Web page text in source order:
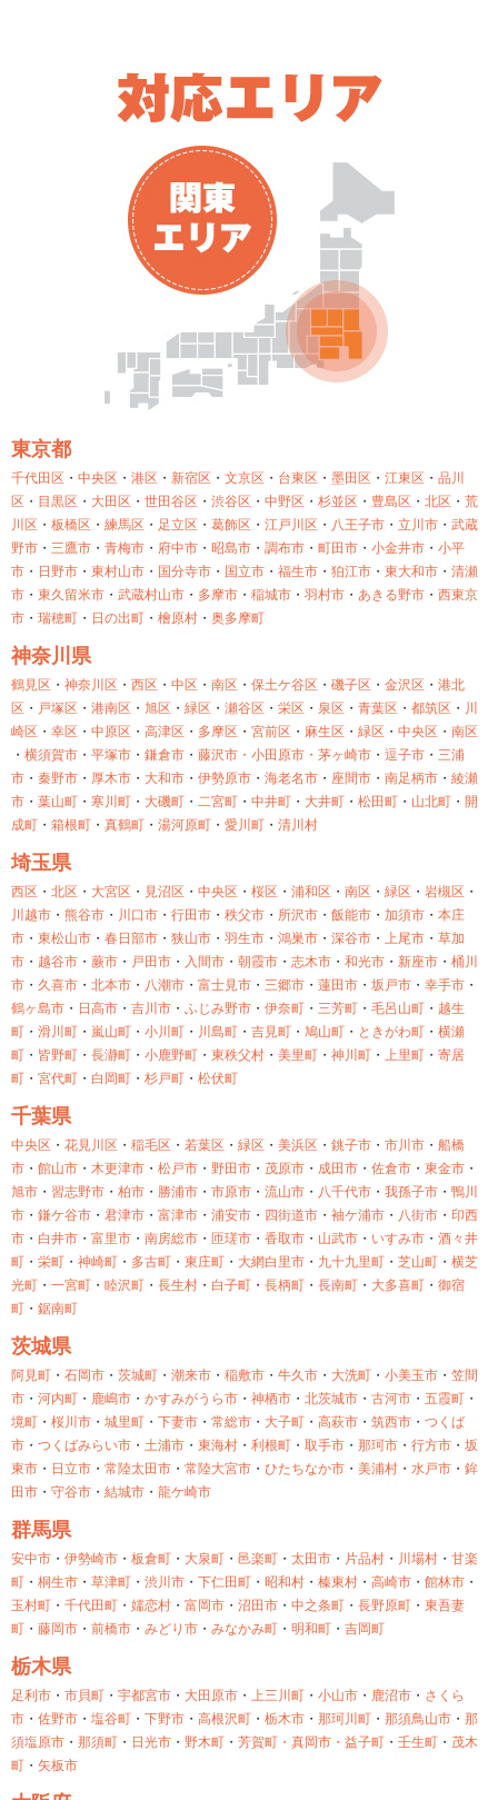
東京都
千代田区 ・ 中央区 ・ 港区 ・ 新宿区 ・ 文京区 ・ 台東区 ・ 墨田区 ・ 江東区 ・ 品川
区 ・ 目黒区 ・ 大田区 ・ 世田谷区 ・ 渋谷区 ・ 中野区 ・ 杉並区 ・ 豊島区 ・ 北区 ・ 荒
川区 ・ 板橋区 ・ 練馬区 ・ 足立区 ・ 葛飾区 ・ 江戸川区 ・ 八王子市 ・ 立川市 ・ 武蔵
野市 ・ 三鷹市 ・ 青梅市 ・ 府中市 ・ 昭島市 ・ 調布市 ・ 町田市 ・ 小金井市 ・ 小平
市 ・ 日野市 ・ 東村山市 ・ 国分寺市 ・ 国立市 ・ 福生市 ・ 狛江市 ・ 東大和市 ・ 清瀬
市 ・ 東久留米市 ・ 武蔵村山市 ・ 多摩市 ・ 稲城市 ・ 羽村市 ・ あきる野市 ・ 西東京
市 ・ 瑞穂町 ・ 日の出町 ・ 檜原村 ・ 奥多摩町
神奈川県
鶴見区 ・ 神奈川区 ・ 西区 ・ 中区 ・ 南区 ・ 保土ケ谷区 ・ 磯子区 ・ 金沢区 ・ 港北
区 ・ 戸塚区 ・ 港南区 ・ 旭区 ・ 緑区 ・ 瀬谷区 ・ 栄区 ・ 泉区 ・ 青葉区 ・ 都筑区 ・ 川
崎区 ・ 幸区 ・ 中原区 ・ 高津区 ・ 多摩区 ・ 宮前区 ・ 麻生区 ・ 緑区 ・ 中央区 ・ 南区
・ 横須賀市 ・ 平塚市 ・ 鎌倉市 ・ 藤沢市・ 小田原市・ 茅ヶ崎市 ・ 逗子市 ・ 三浦
市 ・ 秦野市 ・ 厚木市 ・ 大和市 ・ 伊勢原市 ・ 海老名市 ・ 座間市 ・ 南足柄市 ・ 綾瀬
市 ・ 葉山町 ・ 寒川町 ・ 大磯町 ・ 二宮町 ・ 中井町 ・ 大井町 ・ 松田町 ・ 山北町 ・ 開
成町 ・ 箱根町 ・ 真鶴町 ・ 湯河原町 ・ 愛川町 ・ 清川村
埼玉県
西区 ・ 北区 ・ 大宮区 ・ 見沼区 ・ 中央区 ・ 桜区 ・ 浦和区 ・ 南区 ・ 緑区 ・ 岩槻区 ・
川越市 ・ 熊谷市 ・ 川口市 ・ 行田市 ・ 秩父市 ・ 所沢市 ・ 飯能市 ・ 加須市 ・ 本庄
市 ・ 東松山市 ・ 春日部市 ・ 狭山市 ・ 羽生市 ・ 鴻巣市 ・ 深谷市 ・ 上尾市 ・ 草加
市 ・ 越谷市 ・ 蕨市 ・ 戸田市 ・ 入間市 ・ 朝霞市 ・ 志木市 ・ 和光市 ・ 新座市 ・ 桶川
市 ・ 久喜市 ・ 北本市 ・ 八潮市 ・ 富士見市 ・ 三郷市 ・ 蓮田市 ・ 坂戸市 ・ 幸手市 ・
鶴ヶ島市 ・ 日高市 ・ 吉川市 ・ ふじみ野市 ・ 伊奈町 ・ 三芳町 ・ 毛呂山町 ・ 越生
町 ・ 滑川町 ・ 嵐山町 ・ 小川町 ・ 川島町 ・ 吉見町 ・ 鳩山町 ・ ときがわ町 ・ 横瀬
町 ・ 皆野町 ・ 長瀞町 ・ 小鹿野町 ・ 東秩父村 ・ 美里町 ・ 神川町 ・ 上里町 ・ 寄居
町 ・ 宮代町 ・ 白岡町 ・ 杉戸町 ・ 松伏町
千葉県
中央区 ・ 花見川区 ・ 稲毛区 ・ 若葉区 ・ 緑区 ・ 美浜区 ・ 銚子市 ・ 市川市 ・ 船橋
市 ・ 館山市 ・ 木更津市 ・ 松戸市 ・ 野田市 ・ 茂原市 ・ 成田市 ・ 佐倉市 ・ 東金市 ・
旭市 ・ 習志野市 ・ 柏市 ・ 勝浦市 ・ 市原市 ・ 流山市 ・ 八千代市 ・ 我孫子市 ・ 鴨川
市 ・ 鎌ケ谷市 ・ 君津市 ・ 富津市 ・ 浦安市 ・ 四街道市 ・ 袖ケ浦市 ・ 八街市 ・ 印西
市 ・ 白井市 ・ 富里市 ・ 南房総市 ・ 匝瑳市 ・ 香取市 ・ 山武市 ・ いすみ市 ・ 酒々井
町 ・ 栄町 ・ 神崎町 ・ 多古町 ・ 東庄町 ・ 大網白里市 ・ 九十九里町 ・ 芝山町 ・ 横芝
光町 ・ 一宮町 ・ 睦沢町 ・ 長生村 ・ 白子町 ・ 長柄町 ・ 長南町 ・ 大多喜町 ・ 御宿
町 ・ 鋸南町
茨城県
阿見町 ・ 石岡市 ・ 茨城町 ・ 潮来市 ・ 稲敷市 ・ 牛久市 ・ 大洗町 ・ 小美玉市 ・ 笠間
市 ・ 河内町 ・ 鹿嶋市 ・ かすみがうら市 ・ 神栖市 ・ 北茨城市 ・ 古河市 ・ 五霞町 ・
境町 ・ 桜川市 ・ 城里町 ・ 下妻市 ・ 常総市 ・ 大子町 ・ 高萩市 ・ 筑西市 ・ つくば
市 ・ つくばみらい市 ・ 土浦市 ・ 東海村 ・ 利根町 ・ 取手市 ・ 那珂市 ・ 行方市 ・ 坂
東市 ・ 日立市 ・ 常陸太田市 ・ 常陸大宮市 ・ ひたちなか市 ・ 美浦村 ・ 水戸市 ・ 鉾
田市 ・ 守谷市 ・ 結城市 ・ 龍ケ崎市
群馬県
安中市 ・ 伊勢崎市 ・ 板倉町 ・ 大泉町 ・ 邑楽町 ・ 太田市 ・ 片品村 ・ 川場村 ・ 甘楽
町 ・ 桐生市 ・ 草津町 ・ 渋川市 ・ 下仁田町 ・ 昭和村 ・ 榛東村 ・ 高崎市 ・ 館林市 ・
玉村町 ・ 千代田町 ・ 嬬恋村 ・ 富岡市 ・ 沼田市 ・ 中之条町 ・ 長野原町 ・ 東吾妻
町 ・ 藤岡市 ・ 前橋市 ・ みどり市 ・ みなかみ町 ・ 明和町 ・ 吉岡町
栃木県
足利市 ・ 市貝町 ・ 宇都宮市 ・ 大田原市 ・ 上三川町 ・ 小山市 ・ 鹿沼市 ・ さくら
市 ・ 佐野市 ・ 塩谷町 ・ 下野市 ・ 高根沢町 ・ 栃木市 ・ 那珂川町 ・ 那須鳥山市 ・ 那
須塩原市 ・ 那須町 ・ 日光市 ・ 野木町 ・ 芳賀町・ 真岡市・ 益子町 ・ 壬生町 ・ 茂木
町 ・ 矢板市